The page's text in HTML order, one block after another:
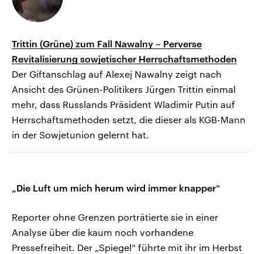
Trittin (Grüne) zum Fall Nawalny – Perverse
Revitalisierung sowjetischer Herrschaftsmethoden
Der Giftanschlag auf Alexej Nawalny zeigt nach
Ansicht des Grünen-Politikers Jürgen Trittin einmal
mehr, dass Russlands Präsident Wladimir Putin auf
Herrschaftsmethoden setzt, die dieser als KGB-Mann
in der Sowjetunion gelernt hat.
„Die Luft um mich herum wird immer knapper“
Reporter ohne Grenzen porträtierte sie in einer
Analyse über die kaum noch vorhandene
Pressefreiheit. Der „Spiegel“ führte mit ihr im Herbst